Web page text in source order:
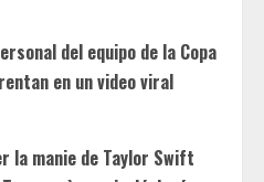
del equipo de la Copa
en un video viral
la manie de Taylor Swift